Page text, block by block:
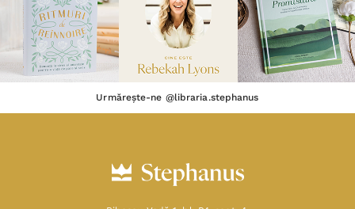
Urmărește-ne @libraria.stephanus